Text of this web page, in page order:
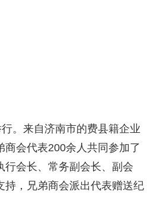
。来自济南市的费县籍企业
会代表200余人共同参加了
行会长、常务副会长、副会
，兄弟商会派出代表赠送纪